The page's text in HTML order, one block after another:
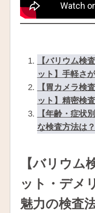
【バリウム検
ット】手軽さ
【胃カメラ検
ット】精密検
【年齢・症状
な検査方法は？
【バリウム
ット・デメ
魅力の検査